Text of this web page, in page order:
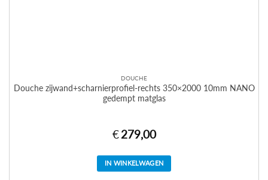
DOUCHE
Douche zijwand+scharnierprofiel-rechts 350×2000 10mm NANO
gedempt matglas
€ 279,00
IN WINKELWAGEN